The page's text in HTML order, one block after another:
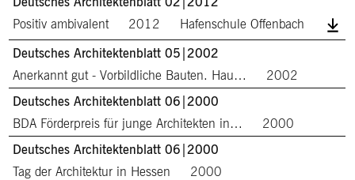
Positiv ambivalent
2012
Hafenschule Offenbach
Deutsches Architektenblatt 05|2002
Anerkannt gut - Vorbildliche Bauten. Hau…
2002
Deutsches Architektenblatt 06|2000
BDA Förderpreis für junge Architekten in…
2000
Deutsches Architektenblatt 06|2000
Tag der Architektur in Hessen
2000